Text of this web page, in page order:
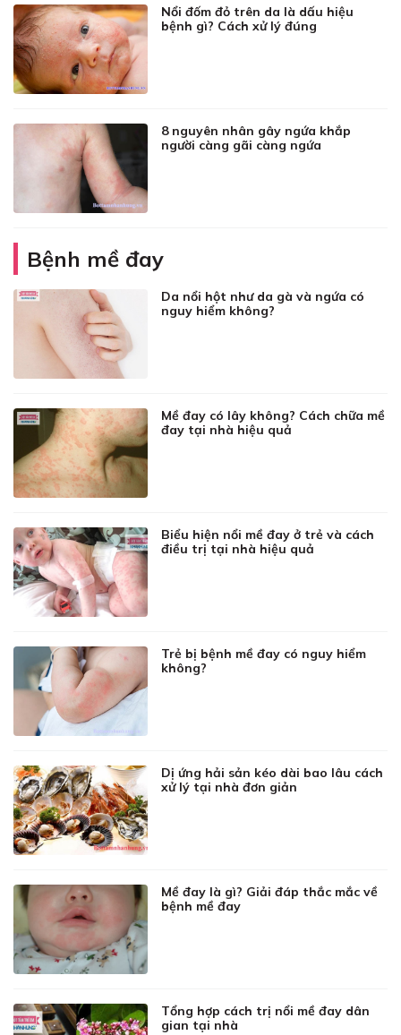
Nổi đốm đỏ trên da là dấu hiệu
bệnh gì? Cách xử lý đúng
8 nguyên nhân gây ngứa khắp
người càng gãi càng ngứa
Bệnh mề đay
Da nổi hột như da gà và ngứa có
nguy hiểm không?
Mề đay có lây không? Cách chữa mề
đay tại nhà hiệu quả
Biểu hiện nổi mề đay ở trẻ và cách
điều trị tại nhà hiệu quả
Trẻ bị bệnh mề đay có nguy hiểm
không?
Dị ứng hải sản kéo dài bao lâu cách
xử lý tại nhà đơn giản
Mề đay là gì? Giải đáp thắc mắc về
bệnh mề đay
Tổng hợp cách trị nổi mề đay dân
gian tại nhà